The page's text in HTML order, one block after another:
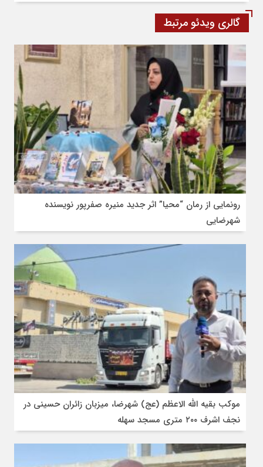
گالری ویدئو مرتبط
رونمایی از رمان “محیا” اثر جدید منیره صفرپور نویسنده
شهرضایی
موکب بقیه الله الاعظم (عج) شهرضا، میزبان زائران حسینی در
نجف اشرف ۲۰۰ متری مسجد سهله